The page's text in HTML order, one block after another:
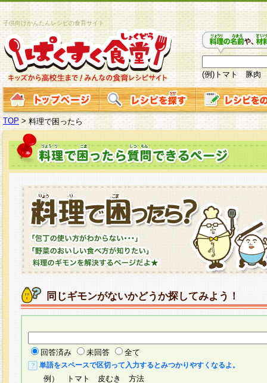
子供向けかんたんレシピの食育サイト
(例)トマト 豚肉
TOP >料理で困ったら
同じギモンがないかどうか探してみよう！
回答済み 未回答 全て
単語をスペースで区切って入力するとみつかりやすくなるよ。
例） トマト 皮むき 方法